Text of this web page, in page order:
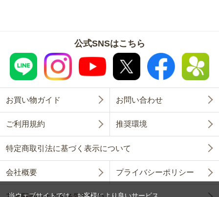
公式SNSはこちら
お買い物ガイド お問い合わせ
ご利用規約 推奨環境
特定商取引法に基づく表示について
会社概要 プライバシーポリシー